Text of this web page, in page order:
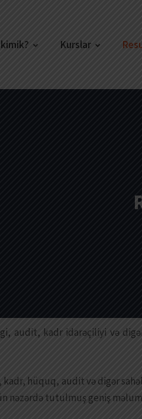
Kurslar
audit, kadr idarəçiliyi və
hüquq, audit və digər
nəzərdə tutulmuş geniş